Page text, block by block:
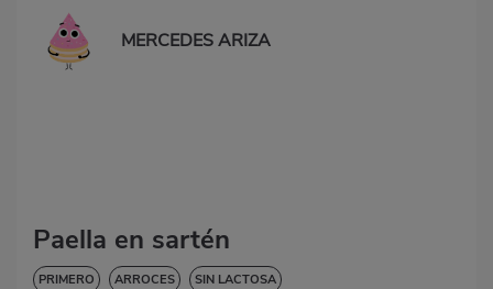
MERCEDES ARIZA
Paella en sartén
PRIMERO ARROCES SIN LACTOSA